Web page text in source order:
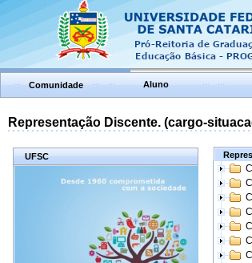
Comunidade Aluno
Representação Discente. (cargo-
UFSC